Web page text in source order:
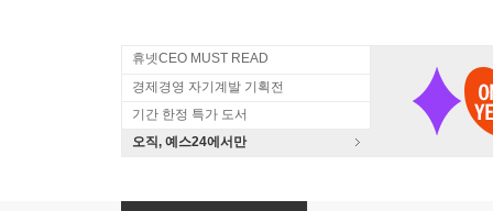
휴넷CEO MUST READ
경제경영 자기계발 기획전
기간 한정 특가 도서
오직, 예스24에서만